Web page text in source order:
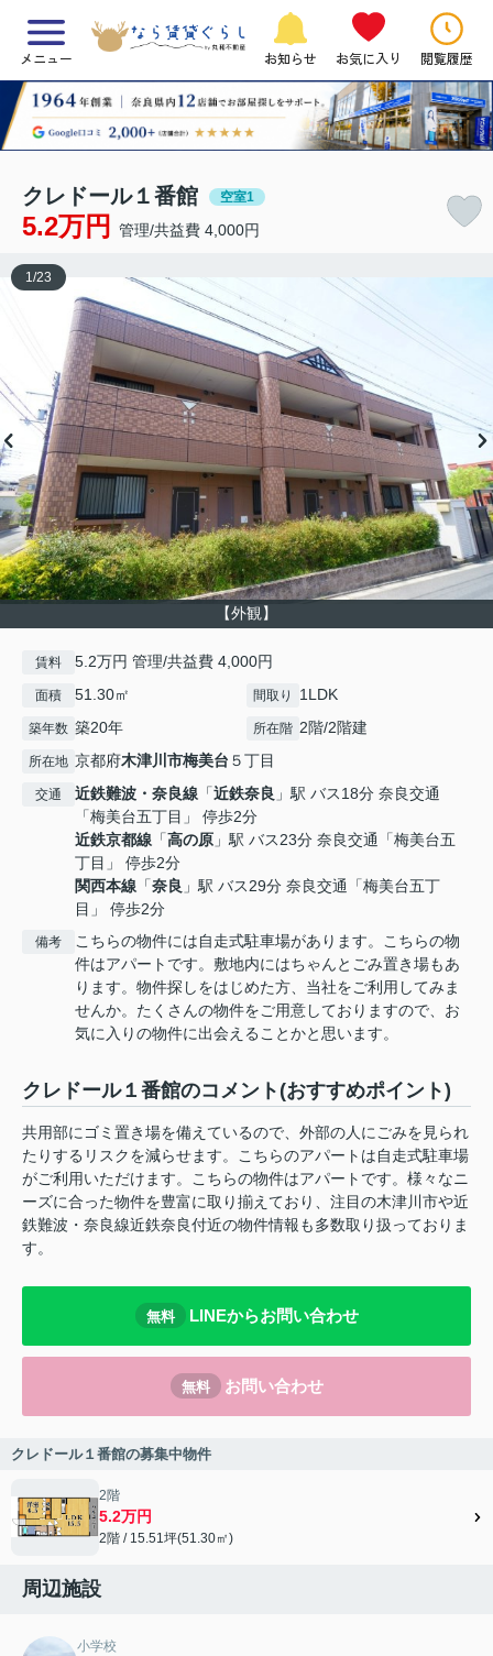
メニュー お知らせ お気に入り 閲覧履歴
クレドール１番館 空室1
5.2万円 管理/共益費 4,000円
【外観】
1/23
賃料 5.2万円 管理/共益費 4,000円
面積 51.30㎡ 間取り 1LDK
築年数 築20年 所在階 2階/2階建
所在地 京都府木津川市梅美台 ５丁目
交通 近鉄難波・奈良線 「近鉄奈良 」駅 バス18分 奈良交通
「梅美台五丁目」 停歩2分
近鉄京都線 「高の原 」駅 バス23分 奈良交通「梅美台五
丁目」 停歩2分
関西本線 「奈良 」駅 バス29分 奈良交通「梅美台五丁
目」 停歩2分
備考
こちらの物件には自走式駐車場があります。こちらの物
件はアパートです。敷地内にはちゃんとごみ置き場もあ
ります。物件探しをはじめた方、当社をご利用してみま
せんか。たくさんの物件をご用意しておりますので、お
気に入りの物件に出会えることかと思います。
クレドール１番館のコメント(おすすめポイント)
共用部にゴミ置き場を備えているので、外部の人にごみを見られ
たりするリスクを減らせます。こちらのアパートは自走式駐車場
がご利用いただけます。こちらの物件はアパートです。様々なニ
ーズに合った物件を豊富に取り揃えており、注目の木津川市や近
鉄難波・奈良線近鉄奈良付近の物件情報も多数取り扱っておりま
す。
無料 LINEからお問い合わせ
無料 お問い合わせ
クレドール１番館の募集中物件
2階
5.2万円
2階 / 15.51坪(51.30㎡)
周辺施設
小学校